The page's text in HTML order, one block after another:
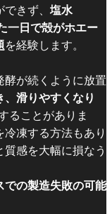
きず、 塩水
一日で殻がホエー
を経験します。
酵が続くように放置
滑りやすくなり
ることがありま
凍する方法もあり
感を大幅に損なう
での製造失敗の可能